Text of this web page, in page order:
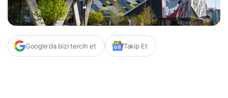
Google'da bizi tercih et Takip Et